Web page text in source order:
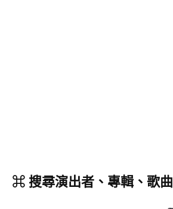
⌘ 搜尋演出者、專輯、歌曲